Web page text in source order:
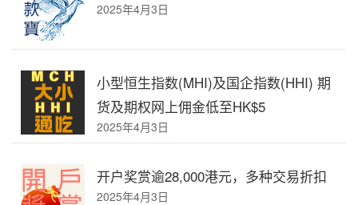
2025年4月3日
小型恒生指数(MHI)及国企指数(HHI) 期
货及期权网上佣金低至HK$5
2025年4月3日
开户奖赏逾28,000港元，多种交易折扣
2025年4月3日